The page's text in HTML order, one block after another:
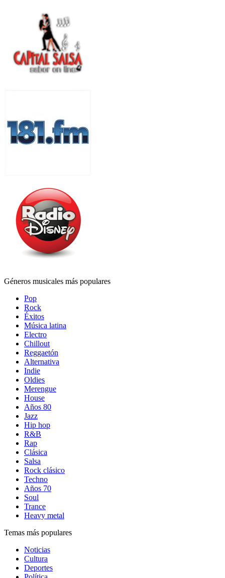
Géneros musicales más populares
Pop
Rock
Éxitos
Música latina
Electro
Chillout
Reggaetón
Alternativa
Indie
Oldies
Merengue
House
Años 80
Jazz
Hip hop
R&B
Rap
Clásica
Salsa
Rock clásico
Techno
Años 70
Soul
Trance
Heavy metal
Temas más populares
Noticias
Cultura
Deportes